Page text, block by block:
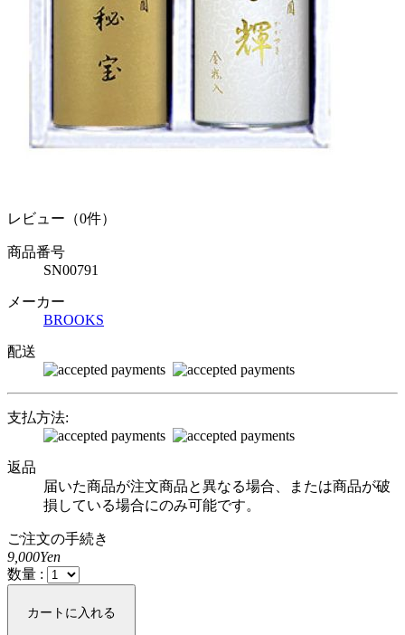
レビュー（0件）
商品番号
SN00791
メーカー
BROOKS
配送
支払方法:
返品
届いた商品が注文商品と異なる場合、または商品が破
損している場合にのみ可能です。
ご注文の手続き
9,000Yen
数量 :
カートに入れる